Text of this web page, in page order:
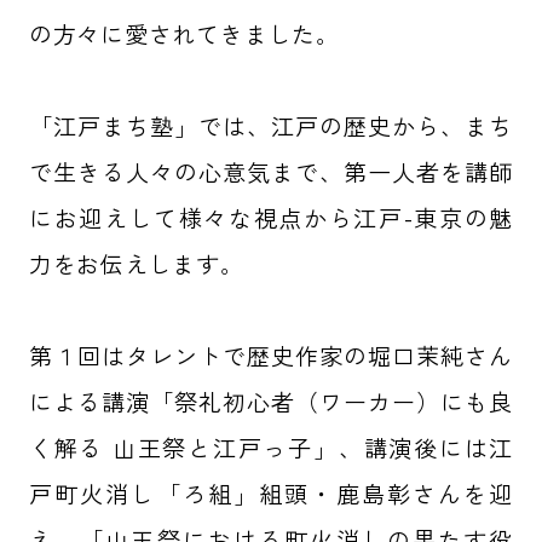
の方々に愛されてきました。
「江戸まち塾」では、江戸の歴史から、まち
で生きる人々の心意気まで、第一人者を講師
にお迎えして様々な視点から江戸-東京の魅
力をお伝えします。
第１回はタレントで歴史作家の堀口茉純さん
による講演「祭礼初心者（ワーカー）にも良
く解る 山王祭と江戸っ子」、講演後には江
戸町火消し「ろ組」組頭・鹿島彰さんを迎